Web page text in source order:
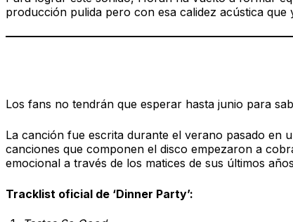
producción pulida pero con esa calidez acústica que
Los fans no tendrán que esperar hasta junio para
La canción fue escrita durante el verano pasado en
canciones que componen el disco empezaron a
emocional a través de los matices de sus últimos
Tracklist oficial de ‘Dinner Party’: